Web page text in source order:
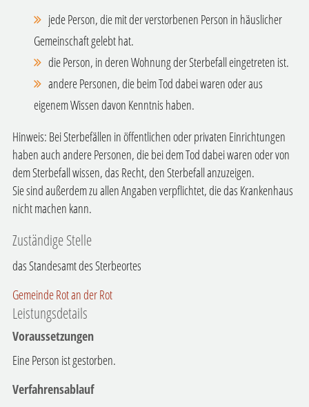
jede Person, die mit der verstorbenen Person in häuslicher
Gemeinschaft gelebt hat.
die Person, in deren Wohnung der Sterbefall eingetreten ist.
andere Personen, die beim Tod dabei waren oder aus
eigenem Wissen davon Kenntnis haben.
Hinweis: Bei Sterbefällen in öffentlichen oder privaten Einrichtungen
haben auch andere Personen, die bei dem Tod dabei waren oder von
dem Sterbefall wissen, das Recht, den Sterbefall anzuzeigen.
Sie sind außerdem zu allen Angaben verpflichtet, die das Krankenhaus
nicht machen kann.
Zuständige Stelle
das Standesamt des Sterbeortes
Gemeinde Rot an der Rot
Leistungsdetails
Voraussetzungen
Eine Person ist gestorben.
Verfahrensablauf